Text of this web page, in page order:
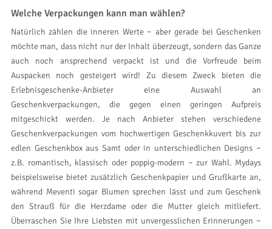
Welche Verpackungen kann man wählen?
Natürlich zählen die inneren Werte − aber gerade bei Geschenken
möchte man, dass nicht nur der Inhalt überzeugt, sondern das Ganze
auch noch ansprechend verpackt ist und die Vorfreude beim
Auspacken noch gesteigert wird! Zu diesem Zweck bieten die
Erlebnisgeschenke-Anbieter eine Auswahl an
Geschenkverpackungen, die gegen einen geringen Aufpreis
mitgeschickt werden. Je nach Anbieter stehen verschiedene
Geschenkverpackungen vom hochwertigen Geschenkkuvert bis zur
edlen Geschenkbox aus Samt oder in unterschiedlichen Designs −
z.B. romantisch, klassisch oder poppig-modern − zur Wahl. Mydays
beispielsweise bietet zusätzlich Geschenkpapier und Grußkarte an,
während Meventi sogar Blumen sprechen lässt und zum Geschenk
den Strauß für die Herzdame oder die Mutter gleich mitliefert.
Überraschen Sie Ihre Liebsten mit unvergesslichen Erinnerungen −